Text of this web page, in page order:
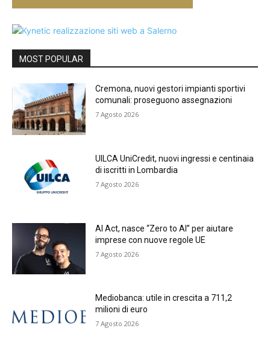
MOST POPULAR
Cremona, nuovi gestori impianti sportivi
comunali: proseguono assegnazioni
7 Agosto 2026
UILCA UniCredit, nuovi ingressi e centinaia
di iscritti in Lombardia
7 Agosto 2026
AI Act, nasce “Zero to AI” per aiutare
imprese con nuove regole UE
7 Agosto 2026
Mediobanca: utile in crescita a 711,2
milioni di euro
7 Agosto 2026